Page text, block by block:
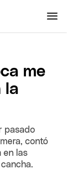
me
la
pasado
contó
en las